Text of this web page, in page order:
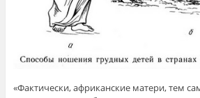
«Фактически, африканские матери, тем